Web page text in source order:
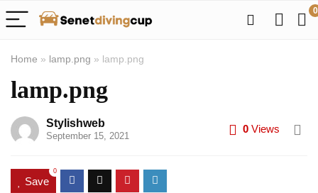
0
Home » lamp.png » lamp.png
lamp.png
Stylishweb
September 15, 2021
0 Views
Save
0